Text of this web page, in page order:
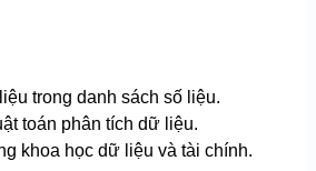
trong danh sách số liệu.
toán phân tích dữ liệu.
khoa học dữ liệu và tài chính.